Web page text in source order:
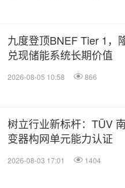
九度登顶BNEF Tier 1，
兑现储能系统长期价值
2026-08-05 10:58 866
树立行业新标杆：TÜV
变器构网单元能力认证
2026-08-03 17:01 1404